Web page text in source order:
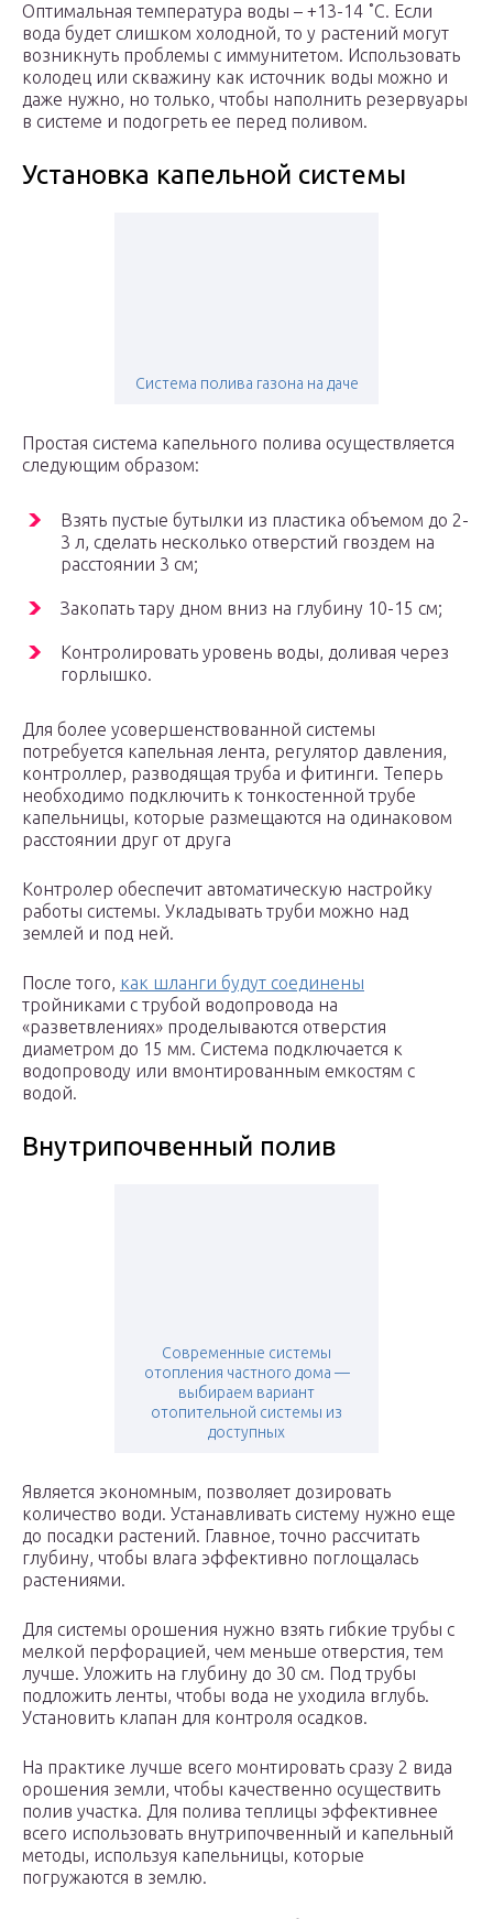
Оптимальная температура воды – +13-14 ˚С. Если
вода будет слишком холодной, то у растений могут
возникнуть проблемы с иммунитетом. Использовать
колодец или скважину как источник воды можно и
даже нужно, но только, чтобы наполнить резервуары
в системе и подогреть ее перед поливом.
Установка капельной системы
Система полива газона на даче
Простая система капельного полива осуществляется
следующим образом:
Взять пустые бутылки из пластика объемом до 2-
3 л, сделать несколько отверстий гвоздем на
расстоянии 3 см;
Закопать тару дном вниз на глубину 10-15 см;
Контролировать уровень воды, доливая через
горлышко.
Для более усовершенствованной системы
потребуется капельная лента, регулятор давления,
контроллер, разводящая труба и фитинги. Теперь
необходимо подключить к тонкостенной трубе
капельницы, которые размещаются на одинаковом
расстоянии друг от друга
Контролер обеспечит автоматическую настройку
работы системы. Укладывать труби можно над
землей и под ней.
После того, как шланги будут соединены
тройниками с трубой водопровода на
«разветвлениях» проделываются отверстия
диаметром до 15 мм. Система подключается к
водопроводу или вмонтированным емкостям с
водой.
Внутрипочвенный полив
Современные системы
отопления частного дома —
выбираем вариант
отопительной системы из
доступных
Является экономным, позволяет дозировать
количество води. Устанавливать систему нужно еще
до посадки растений. Главное, точно рассчитать
глубину, чтобы влага эффективно поглощалась
растениями.
Для системы орошения нужно взять гибкие трубы с
мелкой перфорацией, чем меньше отверстия, тем
лучше. Уложить на глубину до 30 см. Под трубы
подложить ленты, чтобы вода не уходила вглубь.
Установить клапан для контроля осадков.
На практике лучше всего монтировать сразу 2 вида
орошения земли, чтобы качественно осуществить
полив участка. Для полива теплицы эффективнее
всего использовать внутрипочвенный и капельный
методы, используя капельницы, которые
погружаются в землю.